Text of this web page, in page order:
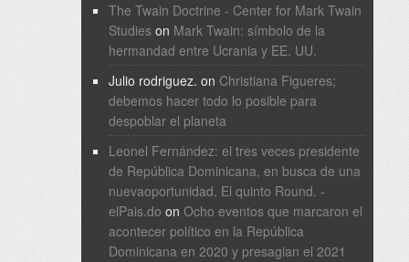
The Twain Doctrine - Center for Mark Twain
Studieson Mark Twain: símbolo de la
hermandad entre Ucrania y EE. UU.
Julio rodriguez. on Christiana Figueres;
debemos hacer todo lo posible para
despoblar el planeta
Leonel Fernández: el tres veces presidente
de República Dominicana, en busca de una
nuevaoportunidad. El quinto Round. -
elPais.do on Ocho eventos que marcaron el
acontecer político en la República
Dominicana en 2020 y presagian el 2021